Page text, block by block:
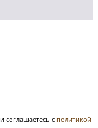
соглашаетесь с политикой